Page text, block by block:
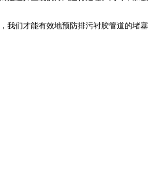
我们才能有效地预防排污衬胶管道的堵塞